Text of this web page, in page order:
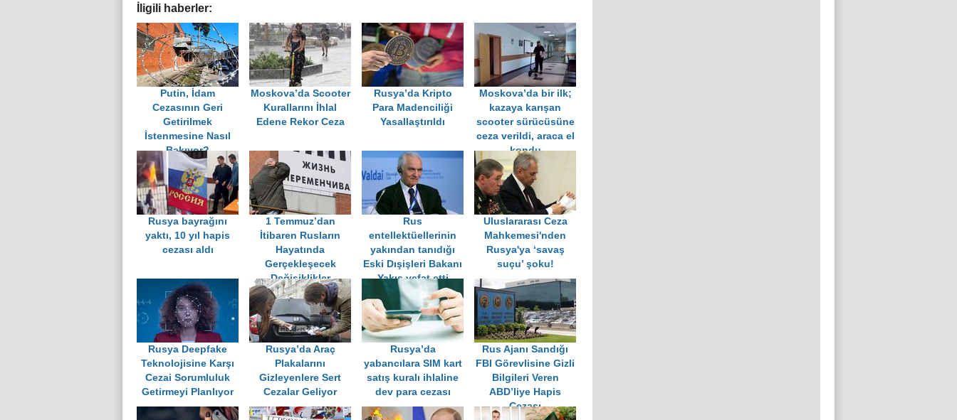
İligili haberler:
Putin, İdam
Cezasının Geri
Getirilmek
İstenmesine Nasıl
Bakıyor?
Moskova’da Scooter
Kurallarını İhlal
Edene Rekor Ceza
Rusya’da Kripto
Para Madenciliği
Yasallaştırıldı
Moskova’da bir ilk;
kazaya karışan
scooter sürücüsüne
ceza verildi, araca el
kondu
Rusya bayrağını
yaktı, 10 yıl hapis
cezası aldı
1 Temmuz’dan
İtibaren Rusların
Hayatında
Gerçekleşecek
Değişiklikler
Rus
entellektüellerinin
yakından tanıdığı
Eski Dışişleri Bakanı
Yakış vefat etti
Uluslararası Ceza
Mahkemesi'nden
Rusya'ya ‘savaş
suçu’ şoku!
Rusya Deepfake
Teknolojisine Karşı
Cezai Sorumluluk
Getirmeyi Planlıyor
Rusya’da Araç
Plakalarını
Gizleyenlere Sert
Cezalar Geliyor
Rusya’da
yabancılara SIM kart
satış kuralı ihlaline
dev para cezası
Rus Ajanı Sandığı
FBI Görevlisine Gizli
Bilgileri Veren
ABD’liye Hapis
Cezası